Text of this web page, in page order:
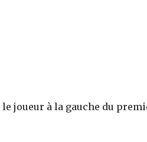
joueur à la gauche du